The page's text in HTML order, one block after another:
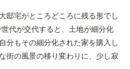
邸宅がところどころに残る形でし
代が交代すると、土地が細分化
分もその細分化された家を購入し
街の風景の移り変わりに、少し寂